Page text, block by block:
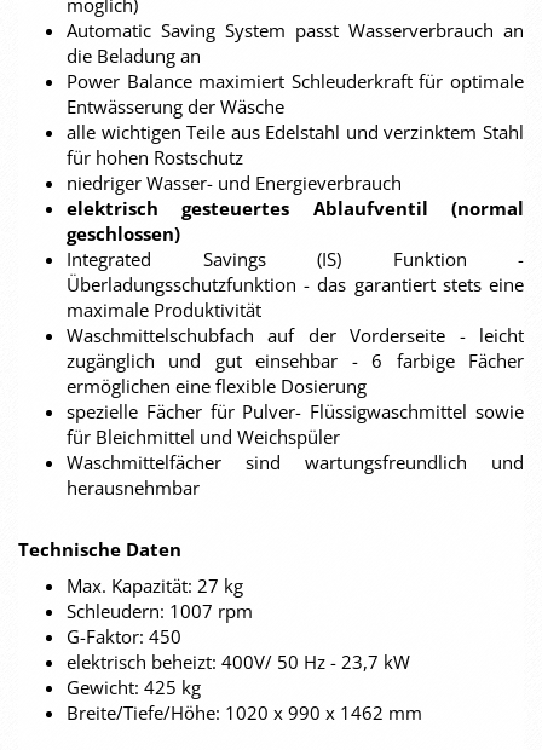
möglich)
Automatic Saving System passt Wasserverbrauch an
die Beladung an
Power Balance maximiert Schleuderkraft für optimale
Entwässerung der Wäsche
alle wichtigen Teile aus Edelstahl und verzinktem Stahl
für hohen Rostschutz
niedriger Wasser- und Energieverbrauch
elektrisch gesteuertes Ablaufventil (normal
geschlossen)
Integrated Savings (IS) Funktion -
Überladungsschutzfunktion - das garantiert stets eine
maximale Produktivität
Waschmittelschubfach auf der Vorderseite - leicht
zugänglich und gut einsehbar - 6 farbige Fächer
ermöglichen eine flexible Dosierung
spezielle Fächer für Pulver- Flüssigwaschmittel sowie
für Bleichmittel und Weichspüler
Waschmittelfächer sind wartungsfreundlich und
herausnehmbar
Technische Daten
Max. Kapazität: 27 kg
Schleudern: 1007 rpm
G-Faktor: 450
elektrisch beheizt: 400V/ 50 Hz - 23,7 kW
Gewicht: 425 kg
Breite/Tiefe/Höhe: 1020 x 990 x 1462 mm